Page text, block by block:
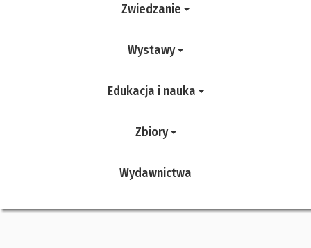
Zwiedzanie
Wystawy
Edukacja i nauka
Zbiory
Wydawnictwa